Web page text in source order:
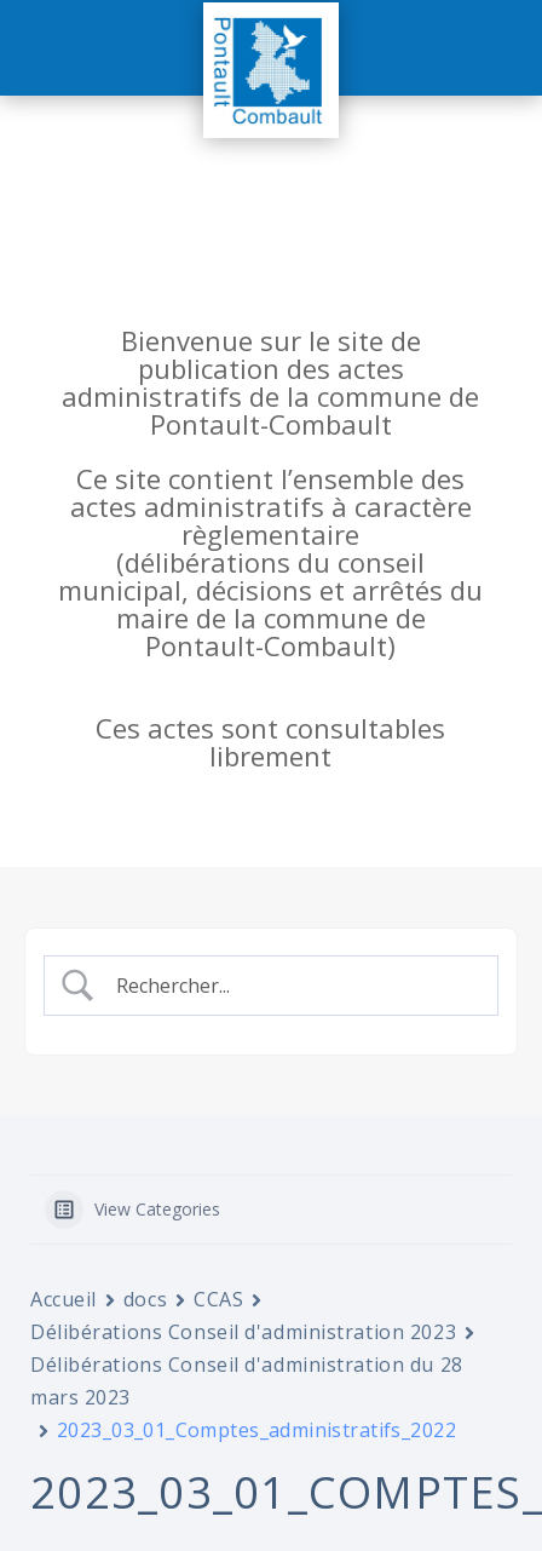
Bienvenue sur le site de
publication des actes
administratifs de la commune de
Pontault-Combault
Ce site contient l’ensemble des
actes administratifs à caractère
règlementaire
(délibérations du conseil
municipal, décisions et arrêtés du
maire de la commune de
Pontault-Combault)
Ces actes sont consultables
librement
View Categories
Accueil docs
CCAS
Délibérations Conseil d'administration 2023
Délibérations Conseil d'administration du 28
mars 2023
2023_03_01_Comptes_administratifs_2022